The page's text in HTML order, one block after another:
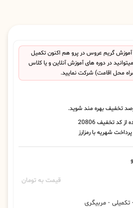
گریم عروس در پرو هم اکنون تکمیل
در دوره های آموزش آنلاین و یا کلاس
محل اقامت) شرکت نمایید.
قیمت به تومان
- مربیگری